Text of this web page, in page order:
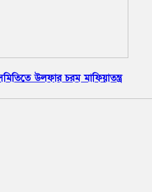
উলফার চরম মাফিয়াতন্ত্র